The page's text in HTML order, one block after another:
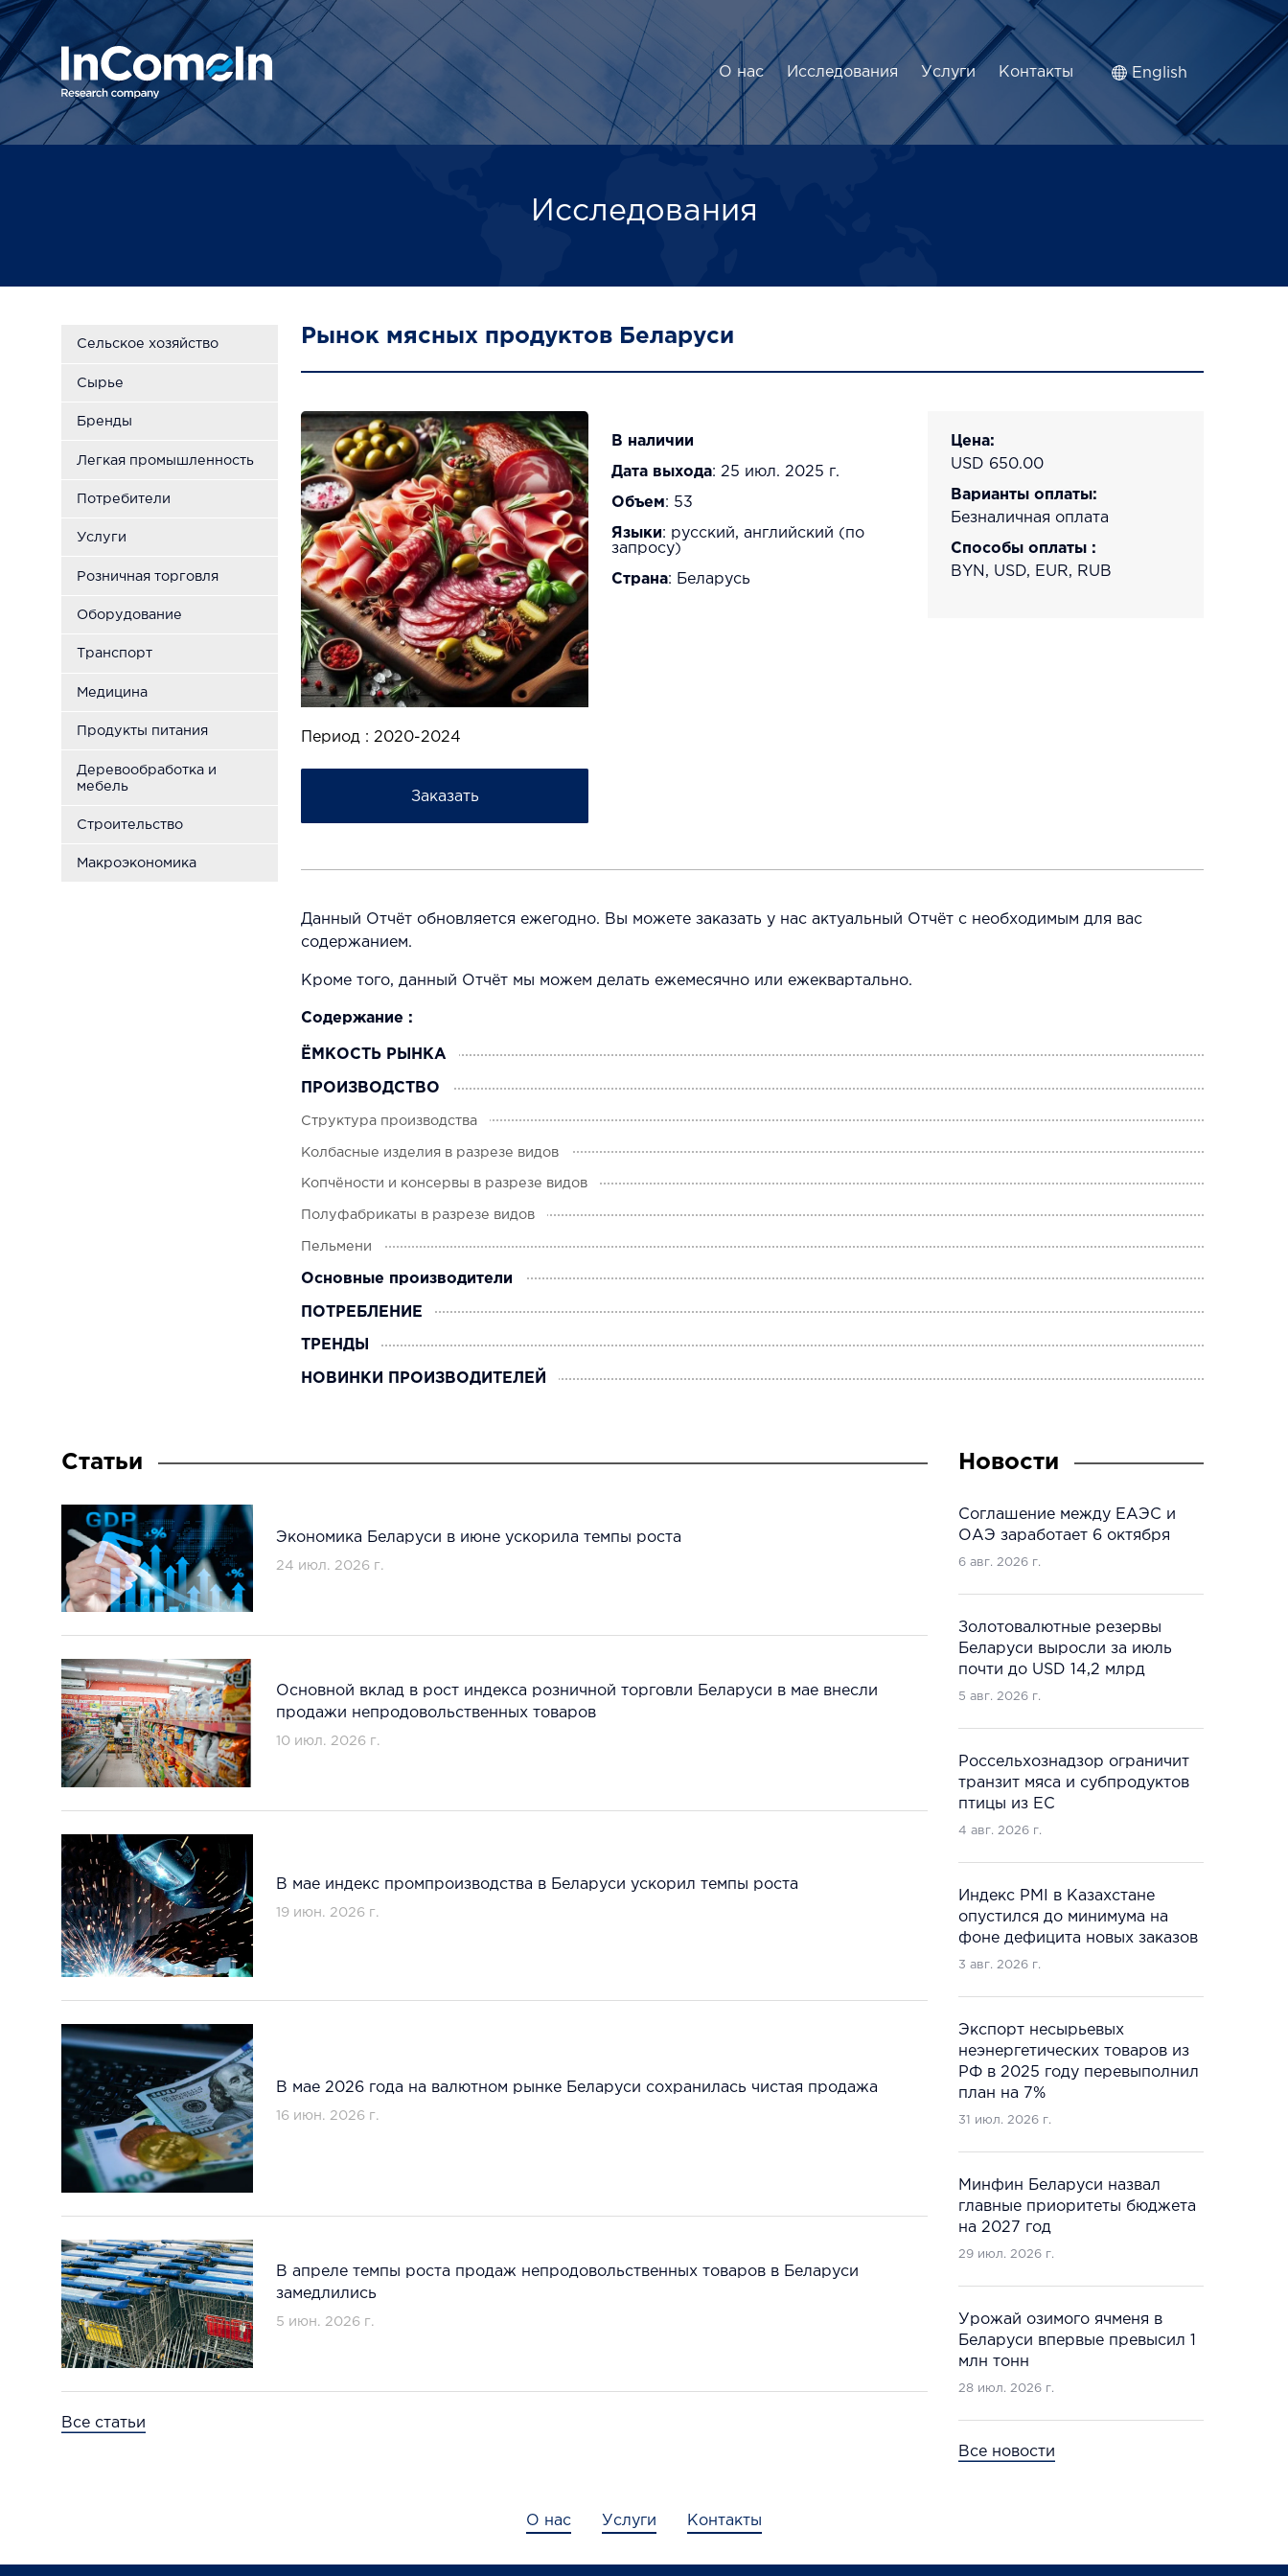
О нас Исследования Услуги Контакты English
Исследования
Сельское хозяйство
Сырье
Бренды
Легкая промышленность
Потребители
Услуги
Розничная торговля
Оборудование
Транспорт
Медицина
Продукты питания
Деревообработка и
мебель
Строительство
Макроэкономика
Рынок мясных продуктов Беларуси
Период : 2020-2024
Заказать
В наличии
Дата выхода: 25 июл. 2025 г.
Объем: 53
Языки: русский, английский (по
запросу)
Страна: Беларусь
Цена:
USD 650.00
Варианты оплаты:
Безналичная оплата
Способы оплаты :
BYN, USD, EUR, RUB
Данный Отчёт обновляется ежегодно. Вы можете заказать у нас актуальный Отчёт с необходимым для вас
содержанием.
Кроме того, данный Отчёт мы можем делать ежемесячно или ежеквартально.
Содержание :
ËМКОСТЬ РЫНКА
ПРОИЗВОДСТВО
Структура производства
Колбасные изделия в разрезе видов
Копчёности и консервы в разрезе видов
Полуфабрикаты в разрезе видов
Пельмени
Основные производители
ПОТРЕБЛЕНИЕ
ТРЕНДЫ
НОВИНКИ ПРОИЗВОДИТЕЛЕЙ
Статьи
Экономика Беларуси в июне ускорила темпы роста
24 июл. 2026 г.
Основной вклад в рост индекса розничной торговли Беларуси в мае внесли
продажи непродовольственных товаров
10 июл. 2026 г.
В мае индекс промпроизводства в Беларуси ускорил темпы роста
19 июн. 2026 г.
В мае 2026 года на валютном рынке Беларуси сохранилась чистая продажа
16 июн. 2026 г.
В апреле темпы роста продаж непродовольственных товаров в Беларуси
замедлились
5 июн. 2026 г.
Все статьи
Новости
Соглашение между ЕАЭС и
ОАЭ заработает 6 октября
6 авг. 2026 г.
Золотовалютные резервы
Беларуси выросли за июль
почти до USD 14,2 млрд
5 авг. 2026 г.
Россельхознадзор ограничит
транзит мяса и субпродуктов
птицы из ЕС
4 авг. 2026 г.
Индекс PMI в Казахстане
опустился до минимума на
фоне дефицита новых заказов
3 авг. 2026 г.
Экспорт несырьевых
неэнергетических товаров из
РФ в 2025 году перевыполнил
план на 7%
31 июл. 2026 г.
Минфин Беларуси назвал
главные приоритеты бюджета
на 2027 год
29 июл. 2026 г.
Урожай озимого ячменя в
Беларуси впервые превысил 1
млн тонн
28 июл. 2026 г.
Все новости
О нас Услуги Контакты